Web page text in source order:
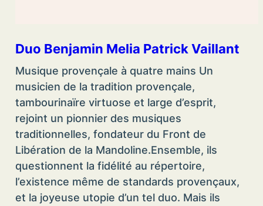
Duo Benjamin Melia Patrick Vaillant
Musique provençale à quatre mains Un
musicien de la tradition provençale,
tambourinaïre virtuose et large d’esprit,
rejoint un pionnier des musiques
traditionnelles, fondateur du Front de
Libération de la Mandoline.Ensemble, ils
questionnent la fidélité au répertoire,
l’existence même de standards provençaux,
et la joyeuse utopie d’un tel duo. Mais ils